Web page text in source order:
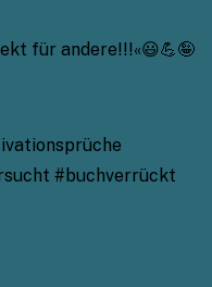
für andere!!!«😃💪🤪
#buchverrückt